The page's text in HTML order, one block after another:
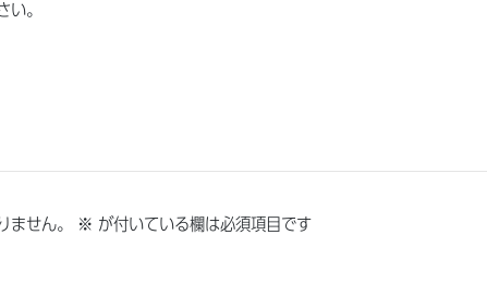
。
ません。 ※ が付いている欄は必須項目です